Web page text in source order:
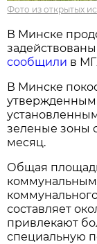
Фото из открытых
В Минске
сообщили в
В Минске
утвержденным
зеленые зоны
месяц.
Общая
составляет
привлекают
специальную